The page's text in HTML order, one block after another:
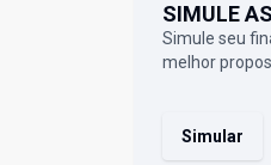
SIMULE
Simule seu
melhor
Simular